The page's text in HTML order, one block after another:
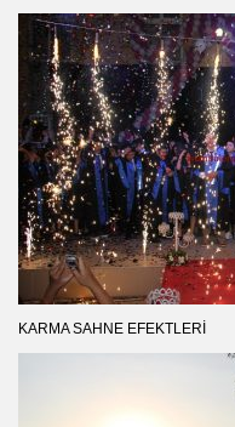
KARMA SAHNE EFEKTLERI